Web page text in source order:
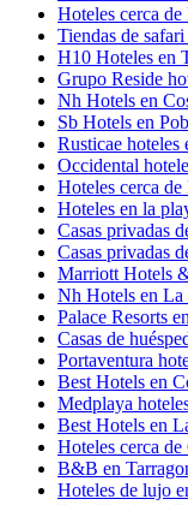
Hoteles cerca
Tiendas de
H10 Hoteles en
Grupo Reside
Nh Hotels en
Sb Hotels en
Rusticae hoteles
Occidental
Hoteles cerca de
Hoteles en la
Casas privadas
Casas privadas
Marriott Hotels
Nh Hotels en La
Palace Resorts
Casas de
Portaventura
Best Hotels en
Medplaya
Best Hotels en
Hoteles cerca
B&B en
Hoteles de lujo